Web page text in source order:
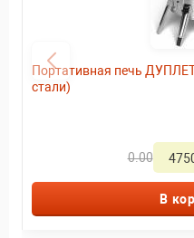
Портативная печь
стали)
0.00
В